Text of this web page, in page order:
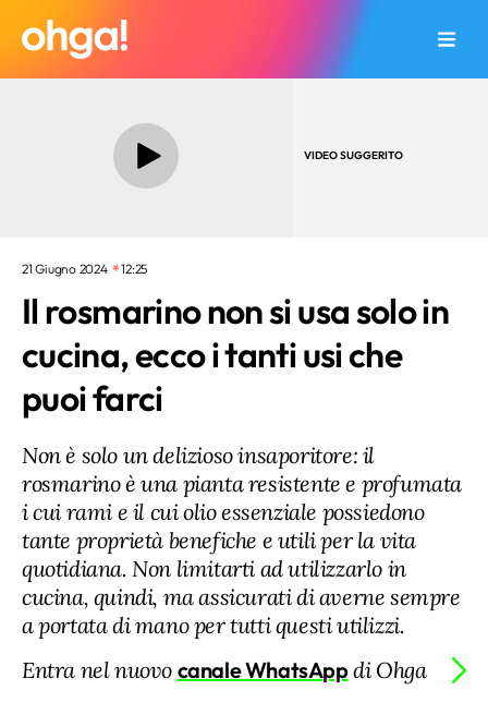
VIDEO SUGGERITO
21 Giugno 2024 12:25
Il rosmarino non si usa solo in
cucina, ecco i tanti usi che
puoi farci
Non è solo un delizioso insaporitore: il
rosmarino è una pianta resistente e profumata
i cui rami e il cui olio essenziale possiedono
tante proprietà benefiche e utili per la vita
quotidiana. Non limitarti ad utilizzarlo in
cucina, quindi, ma assicurati di averne sempre
a portata di mano per tutti questi utilizzi.
Entra nel nuovo canale WhatsAppdi Ohga